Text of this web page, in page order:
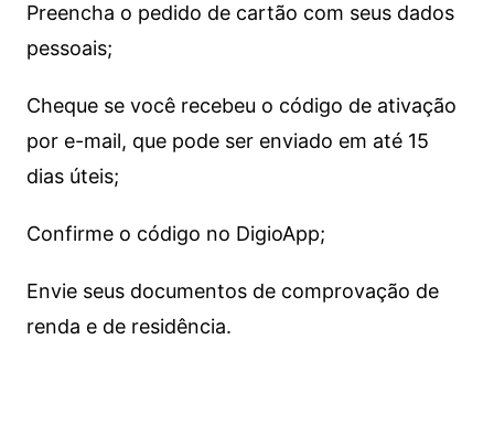
Preencha o pedido de cartão com seus dados
pessoais;
Cheque se você recebeu o código de ativação
por e-mail, que pode ser enviado em até 15
dias úteis;
Confirme o código no DigioApp;
Envie seus documentos de comprovação de
renda e de residência.